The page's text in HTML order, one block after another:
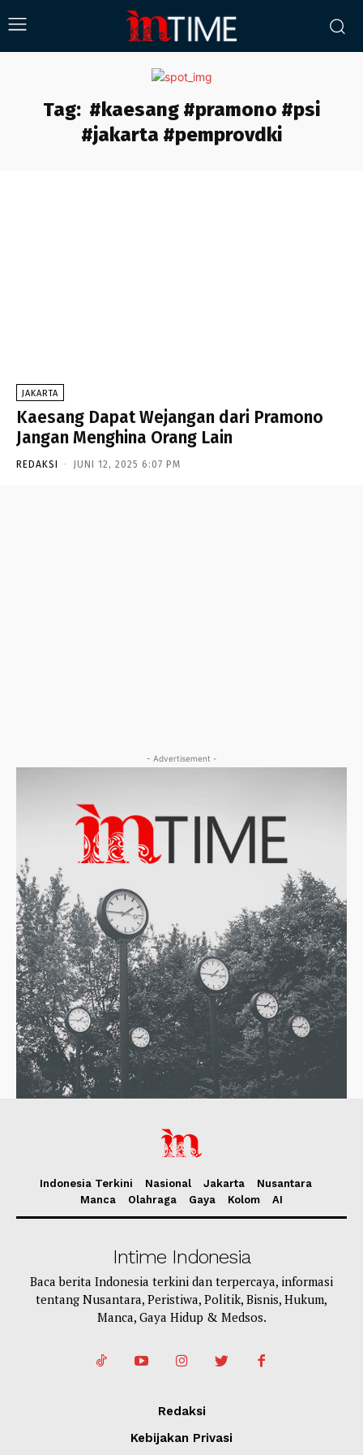
Tag: #kaesang #pramono #psi
#jakarta #pemprovdki
JAKARTA
Kaesang Dapat Wejangan dari Pramono
Jangan Menghina Orang Lain
REDAKSI - JUNI 12, 2025 6:07 PM
- Advertisement -
Indonesia Terkini Nasional Jakarta
Nusantara
Manca
Olahraga Gaya Kolom AI
Intime Indonesia
Baca berita Indonesia terkini dan terpercaya, informasi
tentang Nusantara, Peristiwa, Politik, Bisnis, Hukum,
Manca, Gaya Hidup & Medsos.
Redaksi
Kebijakan Privasi